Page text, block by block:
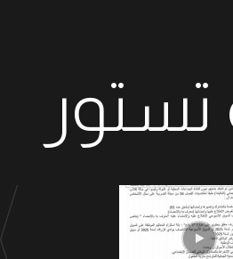
تستور